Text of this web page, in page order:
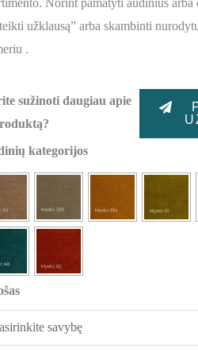
užklausą” arba skambinti
.
sužinoti daugiau apie
kategorijos